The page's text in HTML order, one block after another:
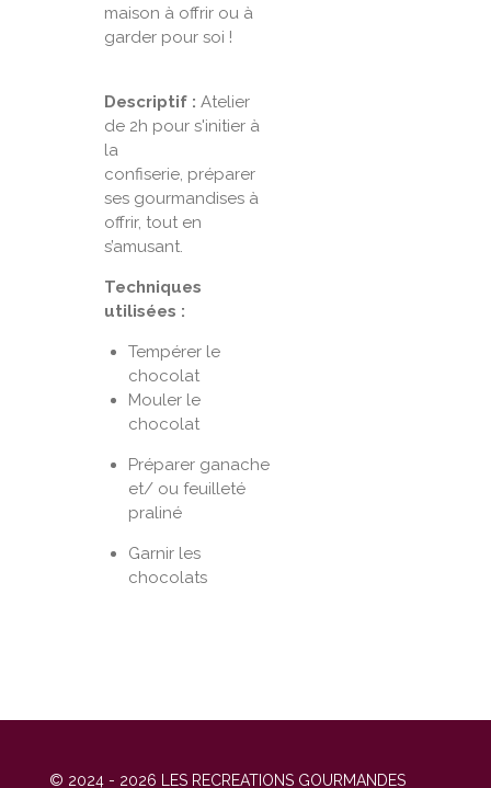
maison à offrir ou à
garder pour soi !
Descriptif : Atelier
de 2h pour s'initier à
la
confiserie, préparer
ses gourmandises à
offrir, tout en
s’amusant.
Techniques
utilisées :
Tempérer le
chocolat
Mouler le
chocolat
Préparer ganache
et/ ou feuilleté
praliné
Garnir les
chocolats
© 2024 - 2026 LES RECREATIONS GOURMANDES